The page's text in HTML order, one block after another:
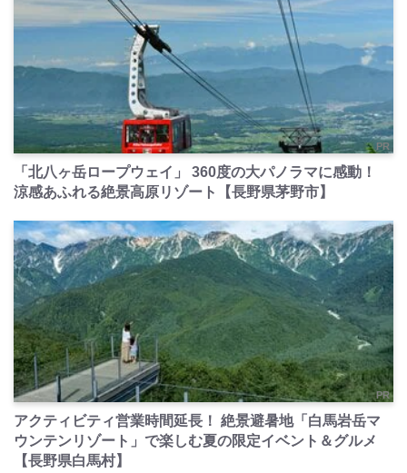
PR
「北八ヶ岳ロープウェイ」 360度の大パノラマに感動！
涼感あふれる絶景高原リゾート【長野県茅野市】
PR
アクティビティ営業時間延長！ 絶景避暑地「白馬岩岳マ
ウンテンリゾート」で楽しむ夏の限定イベント＆グルメ
【長野県白馬村】